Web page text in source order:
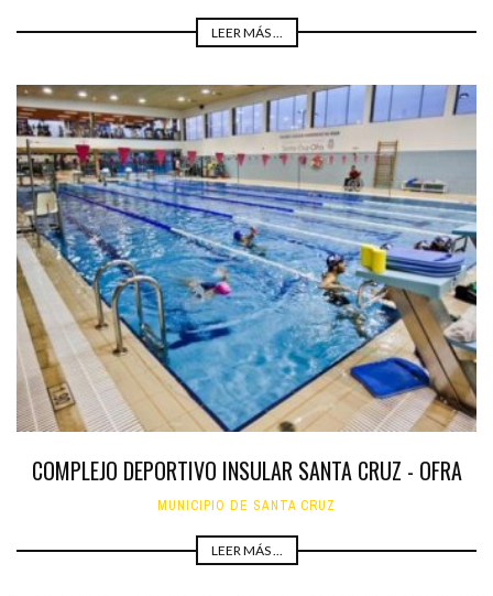
LEER MÁS ...
COMPLEJO DEPORTIVO INSULAR SANTA CRUZ - OFRA
MUNICIPIO DE SANTA CRUZ
LEER MÁS ...